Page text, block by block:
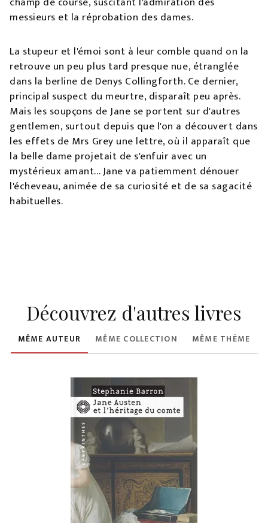
messieurs et la réprobation des dames.
La stupeur et l'émoi sont à leur comble quand on la
retrouve un peu plus tard presque nue, étranglée
dans la berline de Denys Collingforth. Ce dernier,
principal suspect du meurtre, disparaît peu après.
Mais les soupçons de Jane se portent sur d'autres
gentlemen, surtout depuis que l'on a découvert dans
les effets de Mrs Grey une lettre, où il apparaît que
la belle dame projetait de s'enfuir avec un
mystérieux amant... Jane va patiemment dénouer
l'écheveau, animée de sa curiosité et de sa sagacité
habituelles.
Découvrez d'autres livres
MÊME AUTEUR MÊME COLLECTION MÊME THÈME